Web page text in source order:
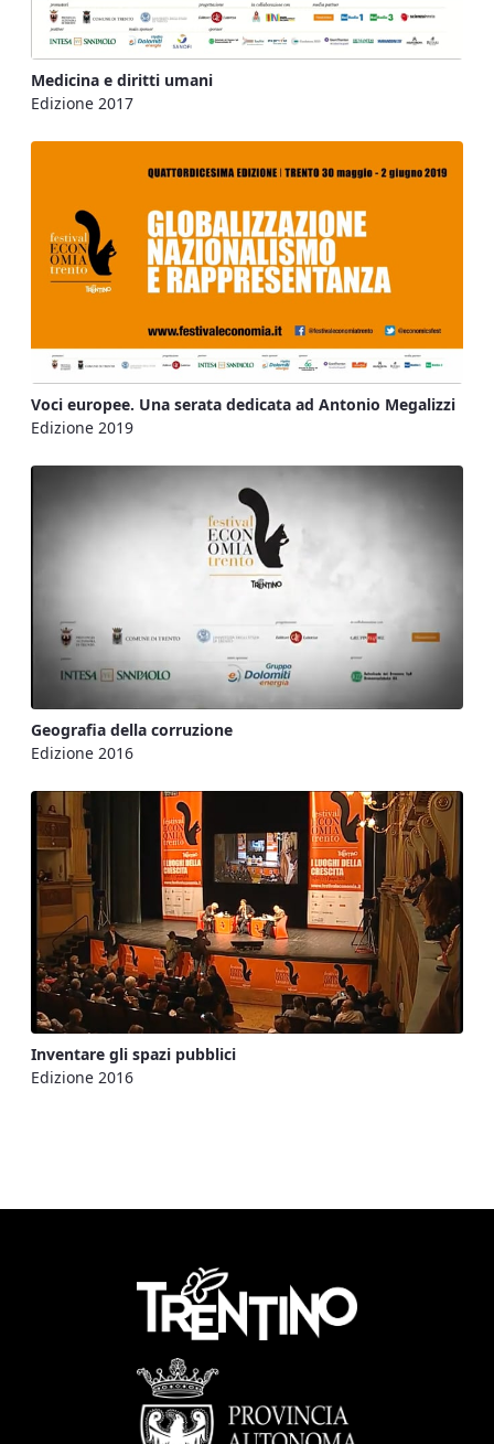
Medicina e diritti umani
Edizione 2017
Voci europee. Una serata dedicata ad Antonio Megalizzi
Edizione 2019
Geografia della corruzione
Edizione 2016
Inventare gli spazi pubblici
Edizione 2016